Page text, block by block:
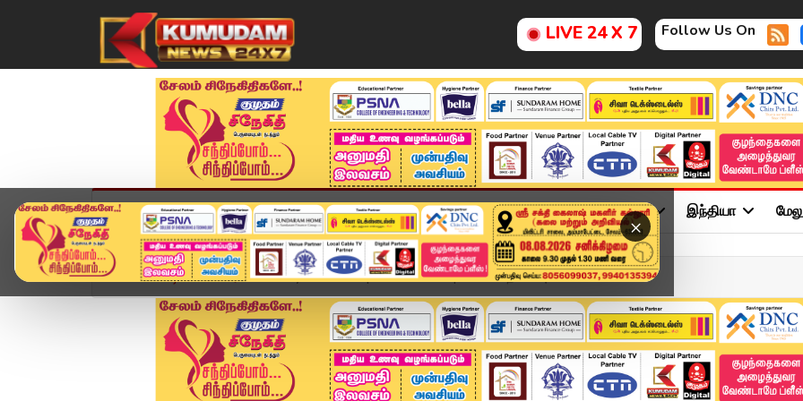
LIVE 24 X 7 Follow Us On
×
முகப்பு விளையாட்டு அண்மை தமிழ்நாடு சினிமா அரசியல் விளையாட்டு இந்தியா
Home வீடியோ ஸ்டோரி Today Headlines | 29 MAY 2026 | 11 மணி தலைப்புச...